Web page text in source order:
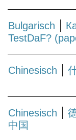
Bulgarisch
TestDaF?
Chinesisch
Chinesisch
中国